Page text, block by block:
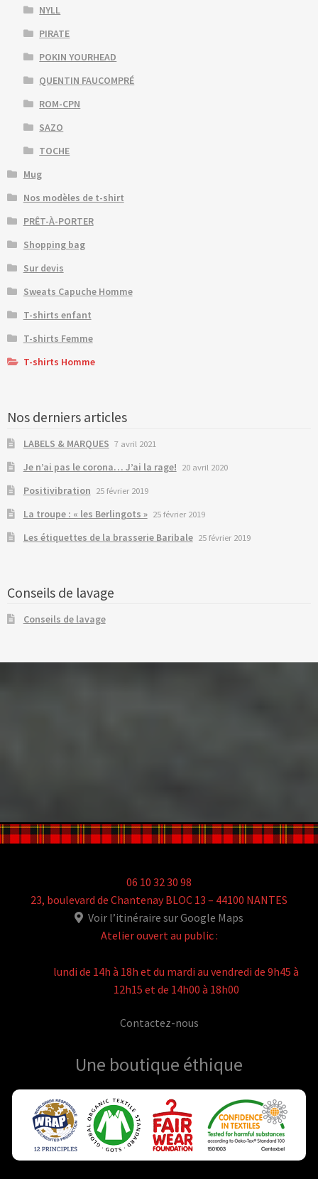
NYLL
PIRATE
POKIN YOURHEAD
QUENTIN FAUCOMPRÉ
ROM-CPN
SAZO
TOCHE
Mug
Nos modèles de t-shirt
PRÊT-À-PORTER
Shopping bag
Sur devis
Sweats Capuche Homme
T-shirts enfant
T-shirts Femme
T-shirts Homme
Nos derniers articles
LABELS & MARQUES 7 avril 2021
Je n’ai pas le corona… J’ai la rage! 20 avril 2020
Positivibration 25 février 2019
La troupe : « les Berlingots » 25 février 2019
Les étiquettes de la brasserie Baribale 25 février 2019
Conseils de lavage
Conseils de lavage
06 10 32 30 98
23, boulevard de Chantenay BLOC 13 – 44100 NANTES
Voir l’itinéraire sur Google Maps
Atelier ouvert au public :
lundi de 14h à 18h et du mardi au vendredi de 9h45 à
12h15 et de 14h00 à 18h00
Contactez-nous
Une boutique éthique